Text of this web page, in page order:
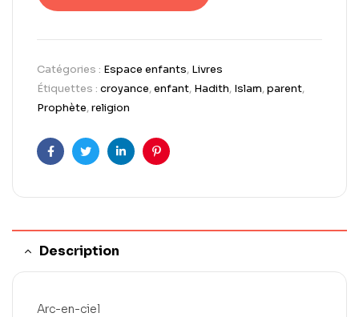
Catégories : Espace enfants, Livres
Étiquettes : croyance,enfant, Hadith, Islam,parent,
Prophète,religion
FacebookTwitterLinkedInPinterest
Description
Arc-en-ciel